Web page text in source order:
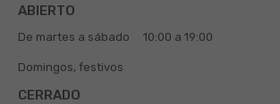
ABIERTO
De martes a sábado 10:00 a 19:00
Domingos, festivos
CERRADO